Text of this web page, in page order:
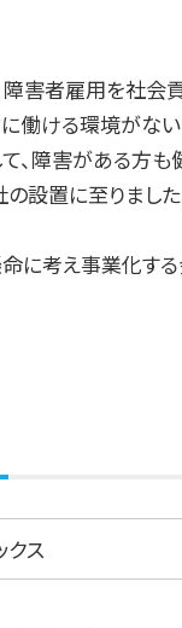
害者雇用を社会
に働ける環境がな
、障害がある方
設置に至りました
に考え事業化す
クス